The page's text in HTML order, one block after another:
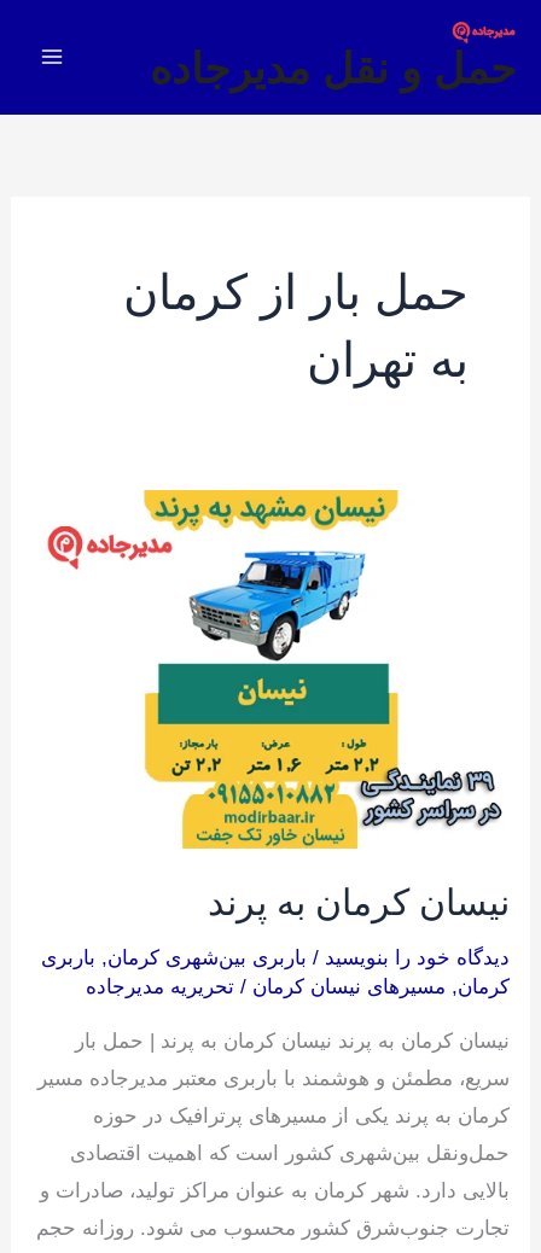
حمل و نقل مدیرجاده
حمل بار از کرمان
به تهران
نیسان کرمان به پرند
دیدگاه‌ خود را بنویسید / باربری بین‌شهری کرمان, باربری
کرمان, مسیرهای نیسان کرمان /تحریریه مدیرجاده
نیسان کرمان به پرند نیسان کرمان به پرند | حمل بار
سریع، مطمئن و هوشمند با باربری معتبر مدیرجاده مسیر
کرمان به پرند یکی از مسیرهای پرترافیک در حوزه
حمل‌ونقل بین‌شهری کشور است که اهمیت اقتصادی
بالایی دارد. شهر کرمان به عنوان مراکز تولید، صادرات و
تجارت جنوب‌شرق کشور محسوب می شود. روزانه حجم